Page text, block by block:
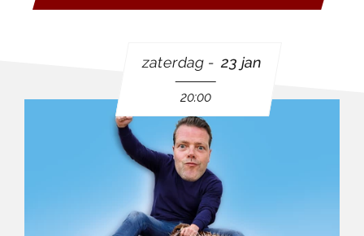
zaterdag 23 jan
20:00